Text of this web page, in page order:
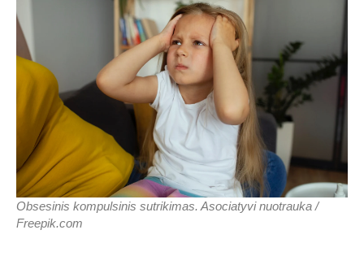
Obsesinis kompulsinis sutrikimas. Asociatyvi nuotrauka /
Freepik.com